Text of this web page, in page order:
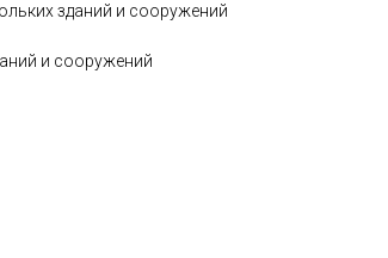
зданий и сооружений
и сооружений